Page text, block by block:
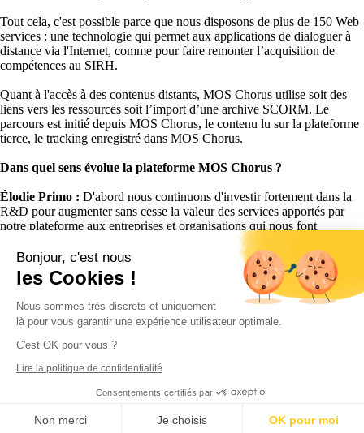
Bonjour, c'est nous
les Cookies !
Nous sommes très discrets et uniquement
là pour vous garantir une expérience utilisateur optimale.
C'est OK pour vous ?
Lire la politique de confidentialité
Consentements certifiés par
Non merci Je choisis OK pour moi
Tout cela, c'est possible parce que nous disposons de plus de 150 Web
services : une technologie qui permet aux applications de dialoguer à
distance via l'Internet, comme pour faire remonter l’acquisition de
compétences au SIRH.
Quant à l'accès à des contenus distants, MOS Chorus utilise soit des
liens vers les ressources soit l’import d’une archive SCORM. Le
parcours est initié depuis MOS Chorus, le contenu lu sur la plateforme
tierce, le tracking enregistré dans MOS Chorus.
Dans quel sens évolue la plateforme MOS Chorus ?
Élodie Primo : D'abord nous continuons d'investir fortement dans la
R&D pour augmenter sans cesse la valeur des services apportés par
notre plateforme aux entreprises et organisations qui nous font
confiance. Cela passe par l'intégration de fonctionnalités de
learning», de «Gamification On-the-job learning ». MOS
Chorus évolue pour devenir un véritable «
Learning Activity
Management System (LAMS)
» capable de supporter toutes les activités
d'apprentissage informel.
Nous considérant comme un éditeur «Best-of-breed», nous travaillons
aussi à rendre nos solutions plus ouvertes pour faciliter l’intégration
continu d'un « intergiciel » qui facilite l'échange d'informations entre
différentes applications.